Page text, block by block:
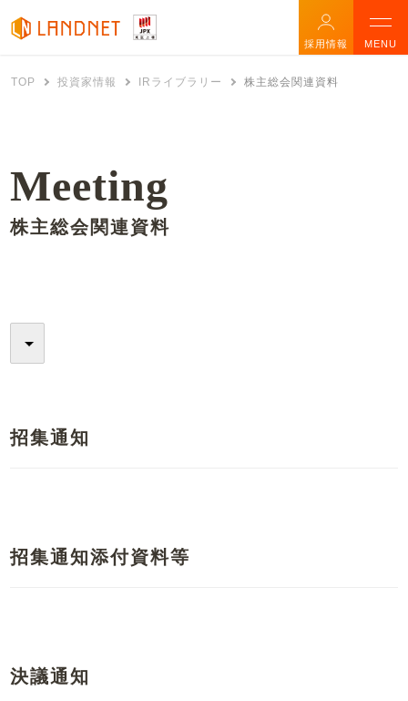
採用情報 MENU
TOP 投資家情報 IRライブラリー 株主総会関連資料
Meeting
株主総会関連資料
招集通知
招集通知添付資料等
決議通知